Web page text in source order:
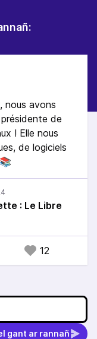
nous avons
de
! Elle nous
de logiciels
: Le Libre
12
gant ar rannañ